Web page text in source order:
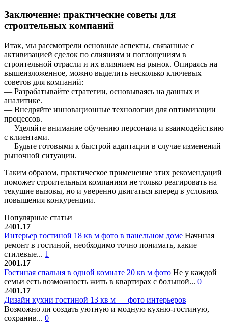
Заключение: практические советы для
строительных компаний
Итак, мы рассмотрели основные аспекты, связанные с
активизацией сделок по слияниям и поглощениям в
строительной отрасли и их влиянием на рынок. Опираясь на
вышеизложенное, можно выделить несколько ключевых
советов для компаний:
— Разрабатывайте стратегии, основываясь на данных и
аналитике.
— Внедряйте инновационные технологии для оптимизации
процессов.
— Уделяйте внимание обучению персонала и взаимодействию
с клиентами.
— Будьте готовыми к быстрой адаптации в случае изменений
рыночной ситуации.
Таким образом, практическое применение этих рекомендаций
поможет строительным компаниям не только реагировать на
текущие вызовы, но и уверенно двигаться вперед в условиях
повышения конкуренции.
Популярные статьи
2401.17
Интерьер гостиной 18 кв м фото в панельном доме Начиная
ремонт в гостиной, необходимо точно понимать, какие
стилевые... 1
2001.17
Гостиная спальня в одной комнате 20 кв м фото Не у каждой
семьи есть возможность жить в квартирах с большой... 0
2401.17
Дизайн кухни гостиной 13 кв м — фото интерьеров
Возможно ли создать уютную и модную кухню-гостиную,
сохранив... 0